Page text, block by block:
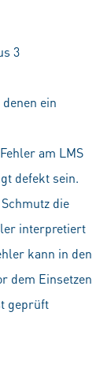
3
ein
am LMS
defekt sein.
die
interpretiert
kann in den
dem Einsetzen
geprüft